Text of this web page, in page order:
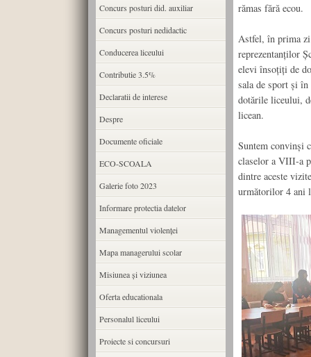
rămas fără ecou.
Astfel, în prima
reprezentanților
elevi însoțiți de
sala de sport și
dotările liceului,
licean.
Suntem convinși
claselor a VIII-a
dintre aceste
următorilor 4 ani
Concurs posturi did. auxiliar
Concurs posturi nedidactic
Conducerea liceului
Contributie 3.5%
Declaratii de interese
Despre
Documente oficiale
ECO-SCOALA
Galerie foto 2023
Informare protectia datelor
Managementul violenței
Mapa managerului scolar
Misiunea şi viziunea
Oferta educationala
Personalul liceului
Proiecte si concursuri